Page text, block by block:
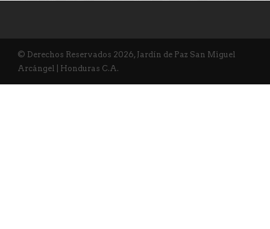
© Derechos Reservados 2026, Jardín de Paz San Miguel
Arcángel | Honduras C.A.